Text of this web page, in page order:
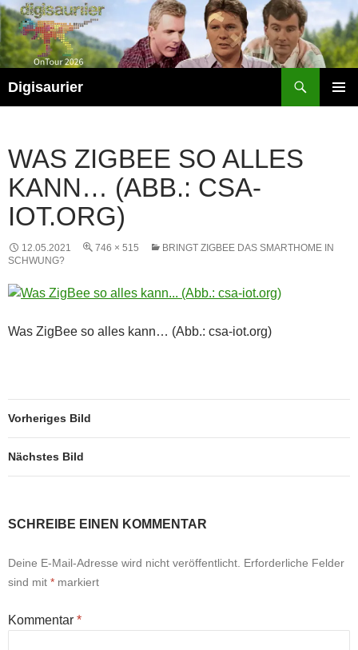
Zum
Inhalt
springen
Digisaurier
WAS ZIGBEE SO ALLES
KANN… (ABB.: CSA-
IOT.ORG)
12.05.2021 746 × 515
BRINGT ZIGBEE DAS SMARTHOME IN
SCHWUNG?
Was ZigBee so alles kann… (Abb.: csa-iot.org)
Vorheriges Bild
Nächstes Bild
SCHREIBE EINEN KOMMENTAR
Deine E-Mail-Adresse wird nicht veröffentlicht. Erforderliche Felder
sind mit * markiert
Kommentar *